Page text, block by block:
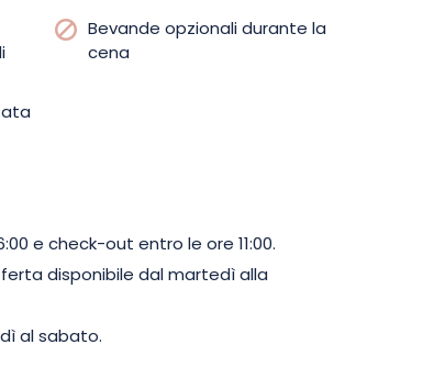
Bevande opzionali durante la
cena
e check-out entro le ore 11:00.
disponibile dal martedì alla
al sabato.